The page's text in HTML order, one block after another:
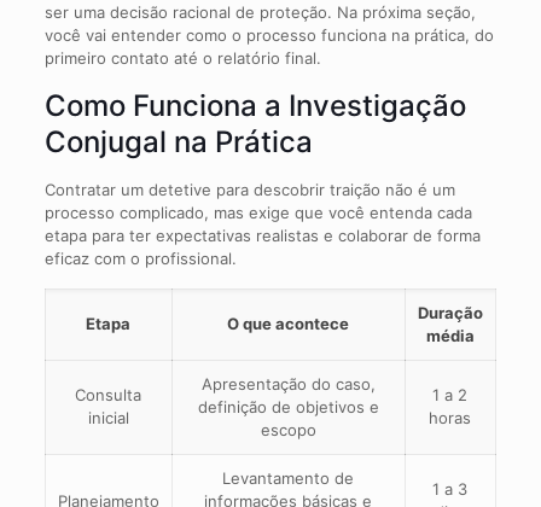
ser uma decisão racional de proteção. Na próxima seção,
você vai entender como o processo funciona na prática, do
primeiro contato até o relatório final.
Como Funciona a Investigação
Conjugal na Prática
Contratar um detetive para descobrir traição não é um
processo complicado, mas exige que você entenda cada
etapa para ter expectativas realistas e colaborar de forma
eficaz com o profissional.
Etapa O que acontece
Duração
média
Consulta
inicial
Apresentação do caso,
definição de objetivos e
escopo
1 a 2
horas
Planejamento
Levantamento de
informações básicas e
1 a 3